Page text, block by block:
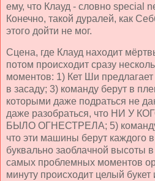
ему, что Клауд - словно special
Конечно, такой дуралей, как
этого дойти не мог.
Сцена, где Клауд находит
потом происходит сразу
моментов: 1) Кет Ши
в засаду; 3) команду берут в
которыми даже подраться не
даже разобраться, что НИ У
БЫЛО ОГНЕСТРЕЛА; 5) команду
что эти машины берут каждого
буквально заоблачной высоты
самых проблемных моментов
минуту происходит целый